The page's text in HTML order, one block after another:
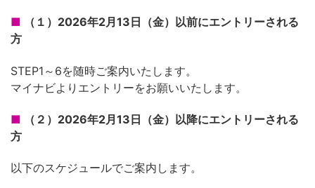
（１）2026年2月13日（金）以前にエントリーされる
方
STEP1～6を随時ご案内いたします。
マイナビよりエントリーをお願いいたします。
（２）2026年2月13日（金）以降にエントリーされる
方
以下のスケジュールでご案内します。